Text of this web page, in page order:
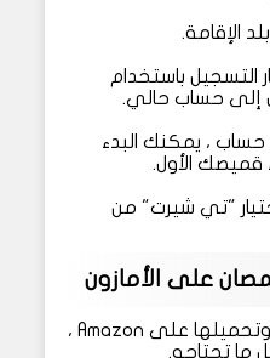
الإقامة.
التسجيل باستخدام
إلى حساب حالي.
، يمكنك البدء
الأول.
"تي شيرت" من
على الأمازون
قبل البدء في إنشاء القمصان وتحميلها على Amazon ،
ما تحتاجه.